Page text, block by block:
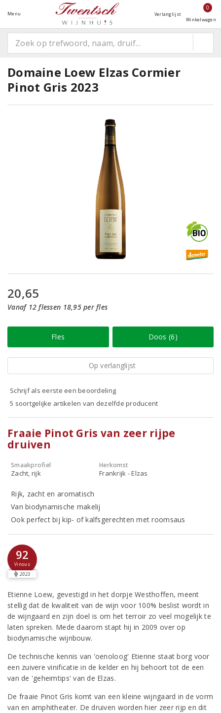
Menu Verlanglijst
0
Winkelwagen
Domaine Loew Elzas Cormier
Pinot Gris 2023
20,65
Vanaf 12 flessen 18,95 per fles
Fles Doos (6)
Op verlanglijst
Schrijf als eerste een beoordeling
5 soortgelijke artikelen van dezelfde producent
Fraaie Pinot Gris van zeer rijpe
druiven
Smaakprofiel
Zacht, rijk
Herkomst
Frankrijk - Elzas
Rijk, zacht en aromatisch
Van biodynamische makelij
Ook perfect bij kip- of kalfsgerechten met roomsaus
92
Vinous
2023
Etienne Loew, gevestigd in het dorpje Westhoffen, meent
stellig dat de kwaliteit van de wijn voor 100% beslist wordt in
de wijngaard en zijn doel is om het terroir zo veel mogelijk te
laten spreken. Mede daarom stapt hij in 2009 over op
biodynamische wijnbouw.
De technische kennis van 'oenoloog' Etienne staat borg voor
een zuivere vinificatie in de kelder en hij behoort tot de een
van de 'geheimtips' van de Elzas.
De fraaie Pinot Gris komt van een kleine wijngaard in de vorm
van en amphitheater. De druiven worden hier zeer rijp en dit